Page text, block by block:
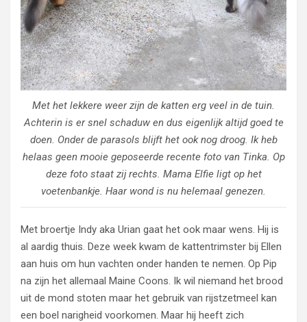
Met het lekkere weer zijn de katten erg veel in de tuin.
Achterin is er snel schaduw en dus eigenlijk altijd goed te
doen. Onder de parasols blijft het ook nog droog. Ik heb
helaas geen mooie geposeerde recente foto van Tinka. Op
deze foto staat zij rechts. Mama Elfie ligt op het
voetenbankje. Haar wond is nu helemaal genezen.
Met broertje Indy aka Urian gaat het ook maar wens. Hij is
al aardig thuis. Deze week kwam de kattentrimster bij Ellen
aan huis om hun vachten onder handen te nemen. Op Pip
na zijn het allemaal Maine Coons. Ik wil niemand het brood
uit de mond stoten maar het gebruik van rijstzetmeel kan
een boel narigheid voorkomen. Maar hij heeft zich